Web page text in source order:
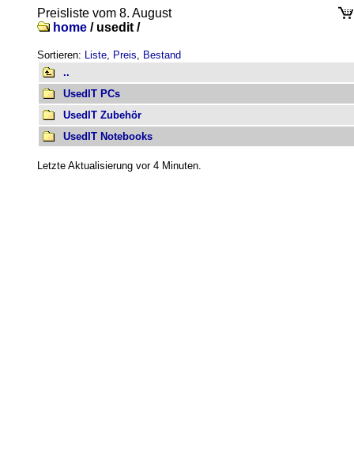
Preisliste vom 8. August
home / usedit /
Sortieren: Liste, Preis, Bestand
..
UsedIT PCs
UsedIT Zubehör
UsedIT Notebooks
Letzte Aktualisierung vor 4 Minuten.